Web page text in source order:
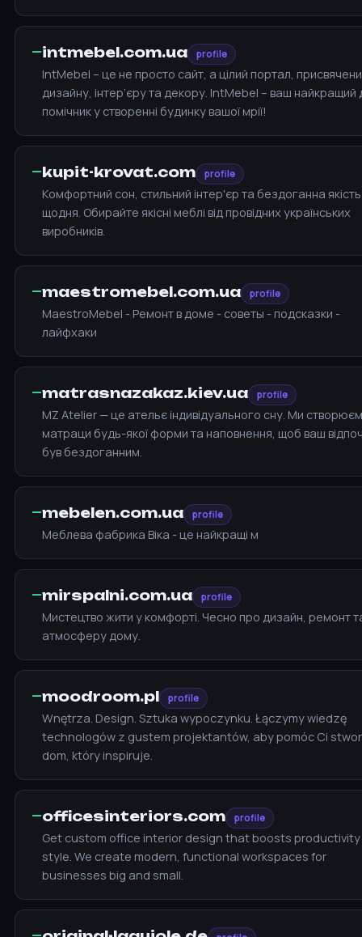
—intmebel.com.ua profile
IntMebel – це не просто сайт, а цілий портал,
дизайну, інтер’єру та декору. IntMebel – ваш найкращий
помічник у створенні будинку вашої мрії!
—kupit-krovat.com profile
Комфортний сон, стильний інтер'єр та бездоганна якість
щодня. Обирайте якісні меблі від провідних українських
виробників.
—maestromebel.com.ua profile
MaestroMebel - Ремонт в доме - советы - подсказки -
лайфхаки
—matrasnazakaz.kiev.ua profile
MZ Atelier — це ательє індивідуального сну. Ми
матраци будь-якої форми та наповнення, щоб ваш
був бездоганним.
—mebelen.com.ua profile
Меблева фабрика Віка - це найкращі м
—mirspalni.com.ua profile
Мистецтво жити у комфорті. Чесно про дизайн, ремонт
атмосферу дому.
—moodroom.pl profile
Wnętrza. Design. Sztuka wypoczynku. Łączymy wiedzę
technologów z gustem projektantów, aby pomóc Ci
dom, który inspiruje.
—officesinteriors.com profile
Get custom office interior design that boosts
style. We create modern, functional workspaces for
businesses big and small.